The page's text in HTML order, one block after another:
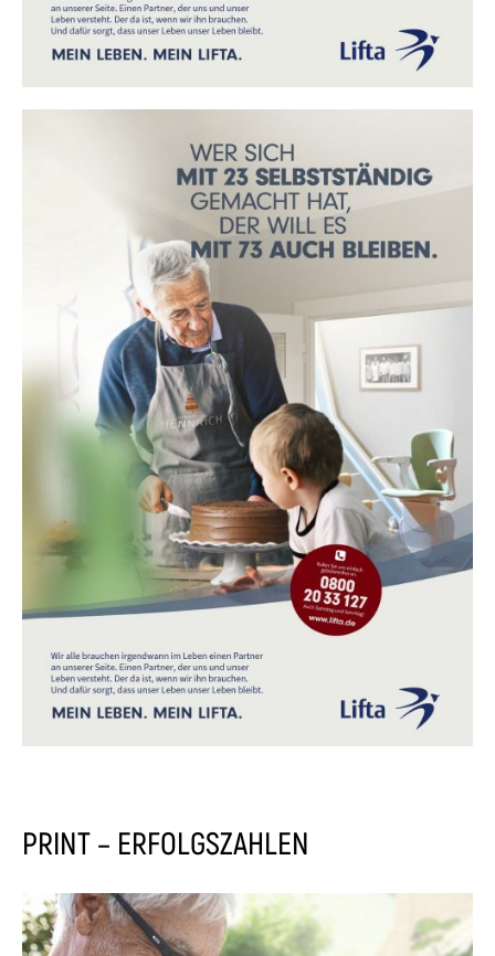
PRINT – ERFOLGSZAHLEN